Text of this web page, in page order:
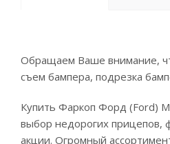
Обращаем Ваше внимание,
съем бампера, подрезка
Купить Фаркоп Форд (Ford)
выбор недорогих прицепов,
акции. Огромный